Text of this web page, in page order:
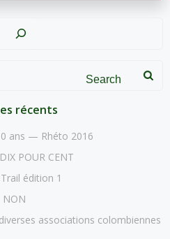
récents
ans — Rhéto 2016
POUR CENT
édition 1
NON
associations colombiennes